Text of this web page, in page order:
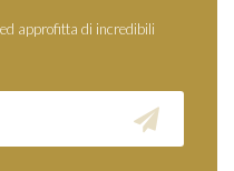
approfitta di incredibili